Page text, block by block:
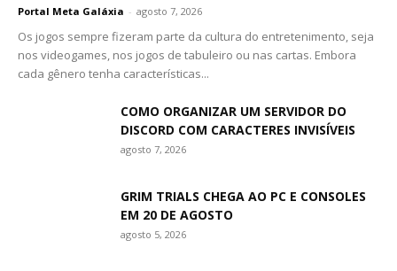
Portal Meta Galáxia - agosto 7, 2026
Os jogos sempre fizeram parte da cultura do entretenimento, seja
nos videogames, nos jogos de tabuleiro ou nas cartas. Embora
cada gênero tenha características...
COMO ORGANIZAR UM SERVIDOR DO
DISCORD COM CARACTERES INVISÍVEIS
agosto 7, 2026
GRIM TRIALS CHEGA AO PC E CONSOLES
EM 20 DE AGOSTO
agosto 5, 2026